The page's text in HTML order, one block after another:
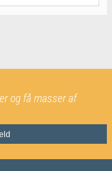
og få masser af